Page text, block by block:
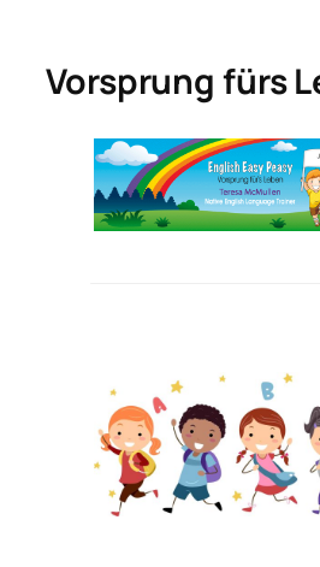
Vorsprung fürs